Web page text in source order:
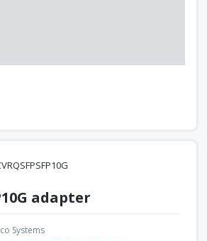
adapter
Systems